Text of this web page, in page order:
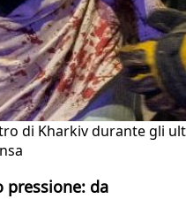
di Kharkiv durante gli
pressione: da